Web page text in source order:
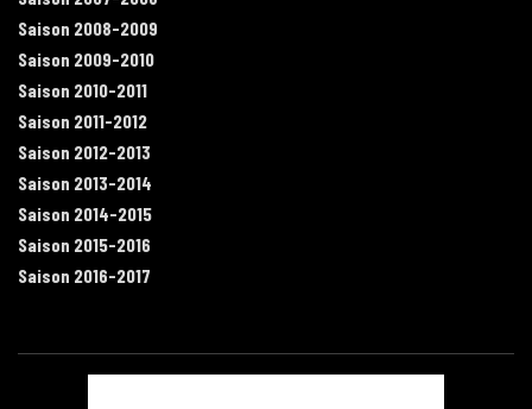
Saison 2008-2009
Saison 2009-2010
Saison 2010-2011
Saison 2011-2012
Saison 2012-2013
Saison 2013-2014
Saison 2014-2015
Saison 2015-2016
Saison 2016-2017